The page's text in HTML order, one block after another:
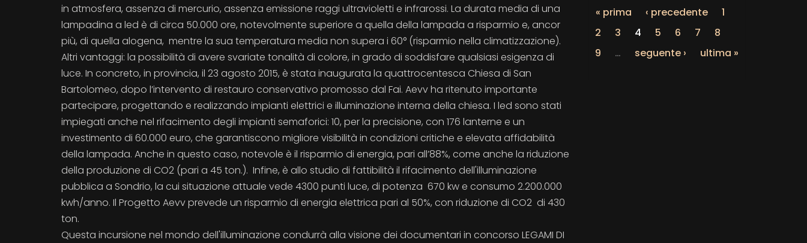
in atmosfera, assenza di mercurio, assenza emissione raggi ultravioletti e infrarossi. La durata media di una
lampadina a led è di circa 50.000 ore, notevolmente superiore a quella della lampada a risparmio e, ancor
più, di quella alogena, mentre la sua temperatura media non supera i 60° (risparmio nella climatizzazione).
Altri vantaggi: la possibilità di avere svariate tonalità di colore, in grado di soddisfare qualsiasi esigenza di
luce. In concreto, in provincia, il 23 agosto 2015, è stata inaugurata la quattrocentesca Chiesa di San
Bartolomeo, dopo l’intervento di restauro conservativo promosso dal Fai. Aevv ha ritenuto importante
partecipare, progettando e realizzando impianti elettrici e illuminazione interna della chiesa. I led sono stati
impiegati anche nel rifacimento degli impianti semaforici: 10, per la precisione, con 176 lanterne e un
investimento di 60.000 euro, che garantiscono migliore visibilità in condizioni critiche e elevata affidabilità
della lampada. Anche in questo caso, notevole è il risparmio di energia, pari all’88%, come anche la riduzione
della produzione di CO2 (pari a 45 ton.). Infine, è allo studio di fattibilità il rifacimento dell'illuminazione
pubblica a Sondrio, la cui situazione attuale vede 4300 punti luce, di potenza 670 kw e consumo 2.200.000
kwh/anno. Il Progetto Aevv prevede un risparmio di energia elettrica pari al 50%, con riduzione di CO2 di 430
ton.
Questa incursione nel mondo dell'illuminazione condurrà alla visione dei documentari in concorso LEGAMI DI
« prima ‹ precedente
1
2
3 4 5 6 7
8
9
… seguente › ultima »